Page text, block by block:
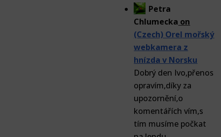
Petra
Chlumecka on
(Czech) Orel mořský
webkamera z
hnízda v Norsku
Dobrý den Ivo,přenos
opravím,díky za
upozornění,o
komentářích vím,s
tím musíme počkat